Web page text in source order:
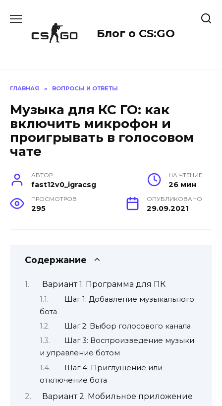
содержанию
Блог о CS:GO
ГЛАВНАЯ » ВОПРОСЫ И ОТВЕТЫ
Музыка для КС ГО: как
включить микрофон и
проигрывать в голосовом
чате
АВТОР
fast12v0_igracsg
НА ЧТЕНИЕ
26 мин
ПРОСМОТРОВ
295
ОПУБЛИКОВАНО
29.09.2021
Содержание
Вариант 1: Программа для ПК
Шаг 1: Добавление музыкального
бота
Шаг 2: Выбор голосового канала
Шаг 3: Воспроизведение музыки
и управление ботом
Шаг 4: Приглушение или
отключение бота
Вариант 2: Мобильное приложение